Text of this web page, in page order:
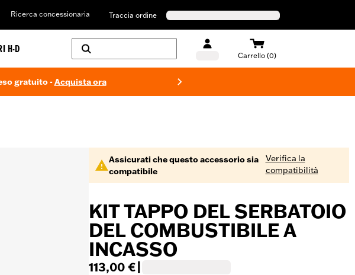
Ricerca concessionaria Traccia ordine
H-D
Carrello (0)
gratuito -Acquista ora
Assicurati che questo accessorio sia
compatibile
Verifica la
compatibilità
KIT TAPPO DEL SERBATOIO
DEL COMBUSTIBILE A
INCASSO
113,00 €